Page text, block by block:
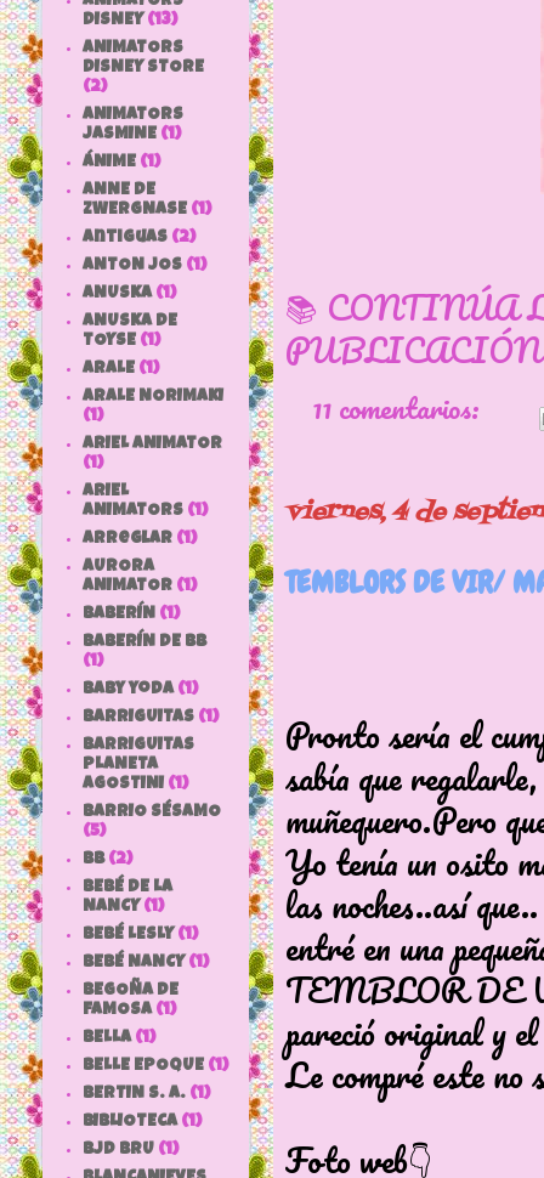
📚 CONTINÚA
11 comentarios:
viernes, 4 de
TEMBLORS DE VIR/
Pronto sería el
sabía que
muñequero.Pero
Yo tenía un osito
las noches..así que..
entré en una
TEMBLOR DE
pareció original y
Le compré este
Foto web👇
DISNEY (13)
ANIMATORS
DISNEY STORE
(2)
ANIMATORS
JASMINE (1)
ÁNIME (1)
ANNE DE
ZWERGNASE (1)
antiguas (2)
ANTON JOS (1)
ANUSKA (1)
ANUSKA DE
TOYSE (1)
ARALE (1)
ARALE NORIMAKI
(1)
ARIEL ANIMATOR
(1)
ARIEL
ANIMATORS (1)
arreglar (1)
AURORA
ANIMATOR (1)
BABERÍN (1)
BABERÍN DE BB
(1)
baby yoda (1)
BARRIGUITAS (1)
BARRIGUITAS
PLANETA
AGOSTINI (1)
BARRIO SÉSAMO
(5)
bb (2)
BEBÉ DE LA
NANCY (1)
BEBÉ LESLY (1)
BEBÉ NANCY (1)
BEGOÑA DE
FAMOSA (1)
BELLA (1)
BELLE EPOQUE (1)
BERTIN S. A. (1)
BIBLIOTECA (1)
BJD BRU (1)